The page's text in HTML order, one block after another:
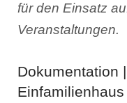
für den Einsatz
Veranstaltungen.
Dokumentation